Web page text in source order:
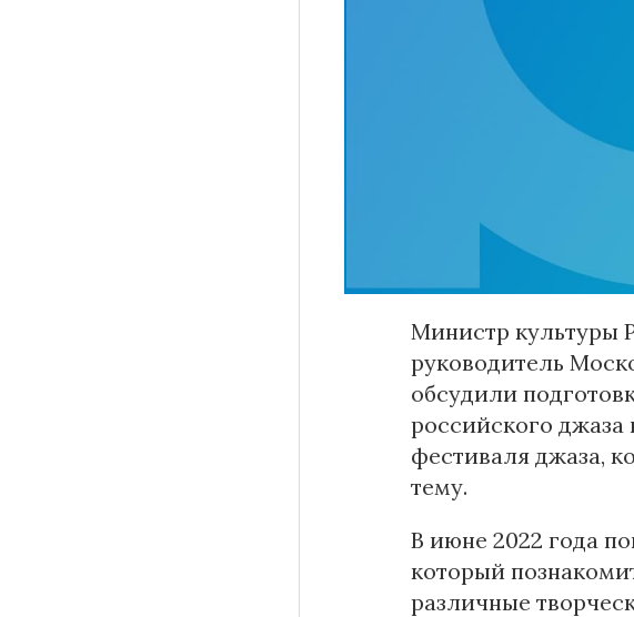
Смотрите нас в соцсетях и мессенджерах
Министр культуры
руководитель
обсудили
российского джаза
фестиваля джаза,
тему.
В июне 2022 года
который
различные